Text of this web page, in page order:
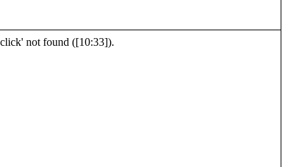
not found ([10:33]).